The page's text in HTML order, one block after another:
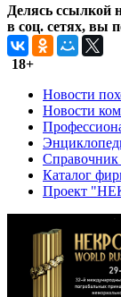
Делясь ссылкой
в соц. сетях, вы
18+
Новости
Новости
Справочник
Каталог
Проект